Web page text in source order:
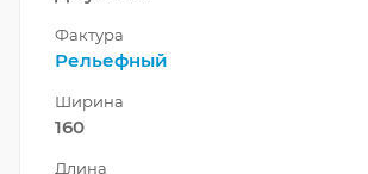
Фактура
Рельефный
Ширина
160
Длина